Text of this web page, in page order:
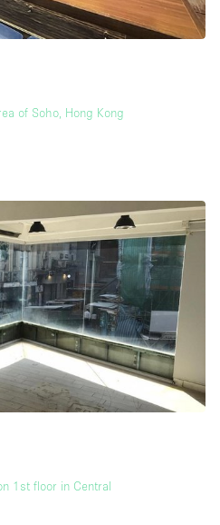
of Soho, Hong Kong
1st floor in Central